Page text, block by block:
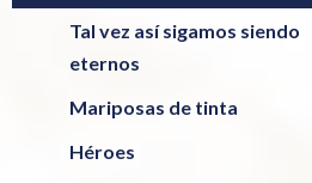
Tal vez así sigamos siendo
eternos
Mariposas de tinta
Héroes